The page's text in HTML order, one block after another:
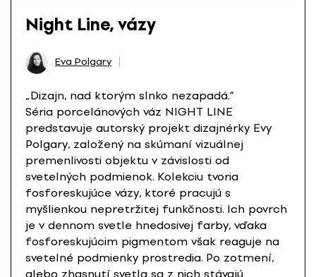
Night Line, vázy
Eva Polgary
„Dizajn, nad ktorým slnko nezapadá.“
Séria porcelánových váz NIGHT LINE
predstavuje autorský projekt dizajnérky Evy
Polgary, založený na skúmaní vizuálnej
premenlivosti objektu v závislosti od
svetelných podmienok. Kolekciu tvoria
fosforeskujúce vázy, ktoré pracujú s
myšlienkou nepretržitej funkčnosti. Ich povrch
je v dennom svetle hnedosivej farby, vďaka
fosforeskujúcim pigmentom však reaguje na
svetelné podmienky prostredia. Po zotmení,
alebo zhasnutí svetla sa z nich stávajú